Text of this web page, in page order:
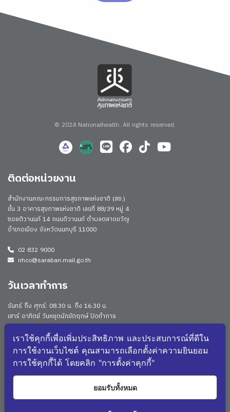
© 2024 Nationalhealth. All rights reserved.
ติดต่อหน่วยงาน
สำนักงานคณะกรรมการสุขภาพแห่งชาติ (สช.)
ชั้น 3 อาคารสุขภาพแห่งชาติ เลขที่ 88/39 หมู่ 4
ซอยติวานนท์ 14 ถนนติวานนท์ ตำบลตลาดขวัญ
อำเภอเมือง จังหวัดนนทบุรี 11000
02 832 9000
nhco@saraban.mail.go.th
วันเวลาทำการ
จันทร์ ถึง ศุกร์: 08.30 น. ถึง 16.30 น.
เสาร์ อาทิตย์ วันหยุดนักขัตฤกษ์ ปิดทำการ
Work From Anywhere (WFA)/ Work From Home (WFH)
ดูประกาศนโยบาย
จำนวนผู้เยี่ยมชม: 171110
จำนวนผู้เยี่ยมชม (วันนี้): 234
แผนผังเว็บไซต์
267
เราใช้คุกกี้เพื่อเพิ่มประสิทธิภาพ และประสบการณ์ที่ดีใน
การใช้งานเว็บไซต์ คุณสามารถเลือกตั้งค่าความยินยอม
การใช้คุกกี้ได้ โดยคลิก "การตั้งค่าคุกกี้"
ยอมรับทั้งหมด